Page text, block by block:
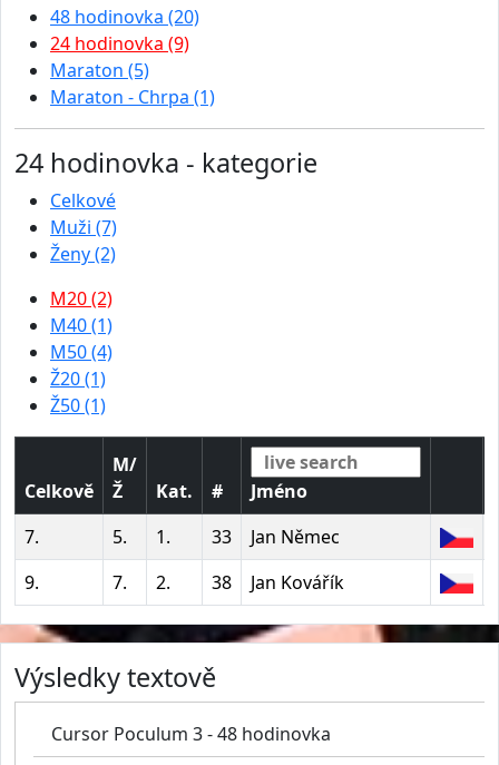
48 hodinovka (20)
24 hodinovka (9)
Maraton (5)
Maraton - Chrpa (1)
24 hodinovka - kategorie
Celkové
Muži (7)
Ženy (2)
M20 (2)
M40 (1)
M50 (4)
Ž20 (1)
Ž50 (1)
Celkově
M/
Ž
Kat. # Jméno
7.
5. 1. 33 Jan Němec
9.
7. 2. 38 Jan Kovářík
Výsledky textově
Cursor Poculum 3 - 48 hodinovka